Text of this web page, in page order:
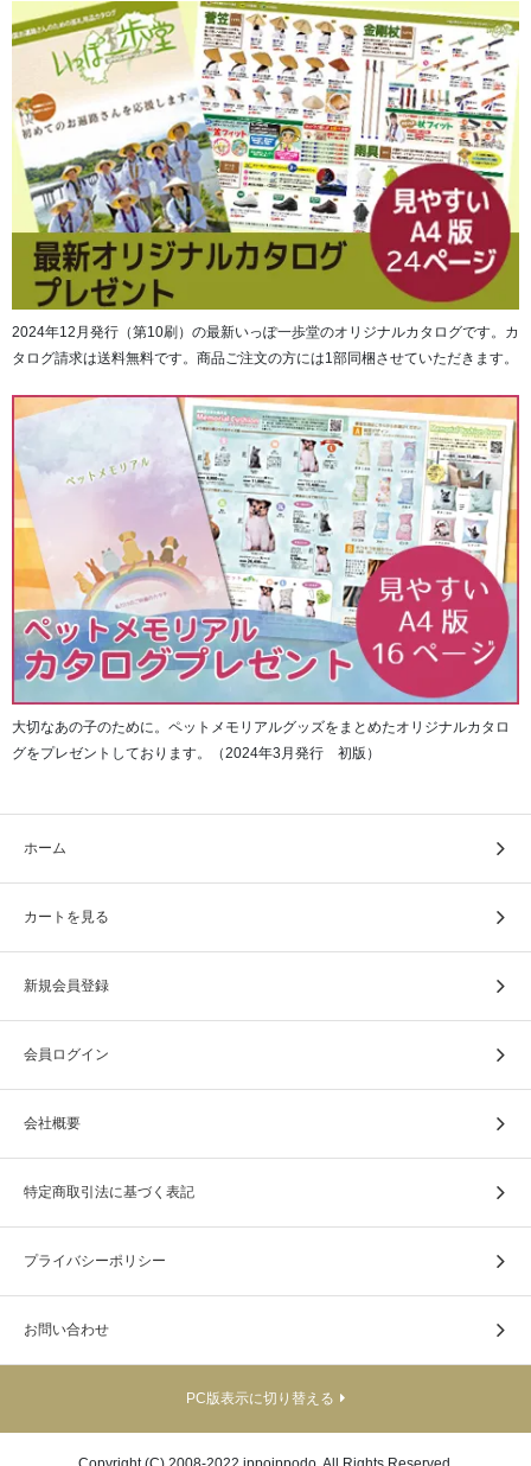
2024年12月発行（第10刷）の最新いっぽ一歩堂のオリジナルカタログです。カ
タログ請求は送料無料です。商品ご注文の方には1部同梱させていただきます。
大切なあの子のために。ペットメモリアルグッズをまとめたオリジナルカタロ
グをプレゼントしております。（2024年3月発行 初版）
ホーム
カートを見る
新規会員登録
会員ログイン
会社概要
特定商取引法に基づく表記
プライバシーポリシー
お問い合わせ
PC版表示に切り替える